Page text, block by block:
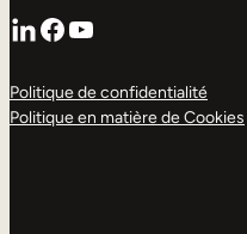
LinkedIn
Facebook
YouTube
Politique de confidentialité
Politique en matière de Cookies